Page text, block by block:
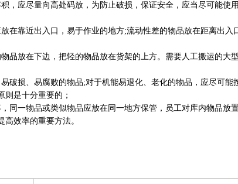
应尽量向高处码放，为防止破损，保证安全，应当尽可能使
靠近出入口，易于作业的地方;流动性差的物品放在距离出入
放在下边，把轻的物品放在货架的上方。需要人工搬运的大
损、易腐败的物品;对于机能易退化、老化的物品，应尽可能
是十分重要的；
一物品或类似物品应放在同一地方保管，员工对库内物品放
效率的重要方法。